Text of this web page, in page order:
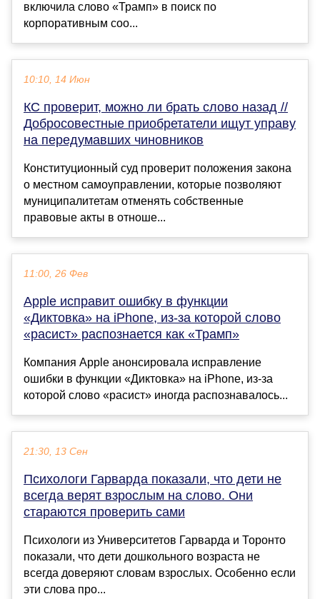
включила слово «Трамп» в поиск по
корпоративным соо...
10:10, 14 Июн
КС проверит, можно ли брать слово назад //
Добросовестные приобретатели ищут управу
на передумавших чиновников
Конституционный суд проверит положения закона
о местном самоуправлении, которые позволяют
муниципалитетам отменять собственные
правовые акты в отноше...
11:00, 26 Фев
Apple исправит ошибку в функции
«Диктовка» на iPhone, из-за которой слово
«расист» распознается как «Трамп»
Компания Apple анонсировала исправление
ошибки в функции «Диктовка» на iPhone, из-за
которой слово «расист» иногда распознавалось...
21:30, 13 Сен
Психологи Гарварда показали, что дети не
всегда верят взрослым на слово. Они
стараются проверить сами
Психологи из Университетов Гарварда и Торонто
показали, что дети дошкольного возраста не
всегда доверяют словам взрослых. Особенно если
эти слова про...